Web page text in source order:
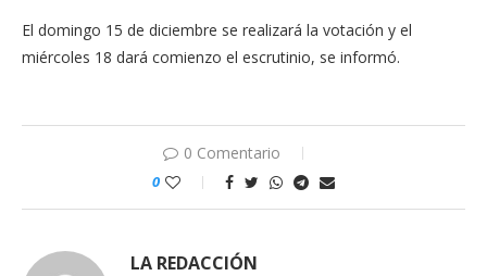
El domingo 15 de diciembre se realizará la votación y el
miércoles 18 dará comienzo el escrutinio, se informó.
0 Comentario
0
LA REDACCIÓN